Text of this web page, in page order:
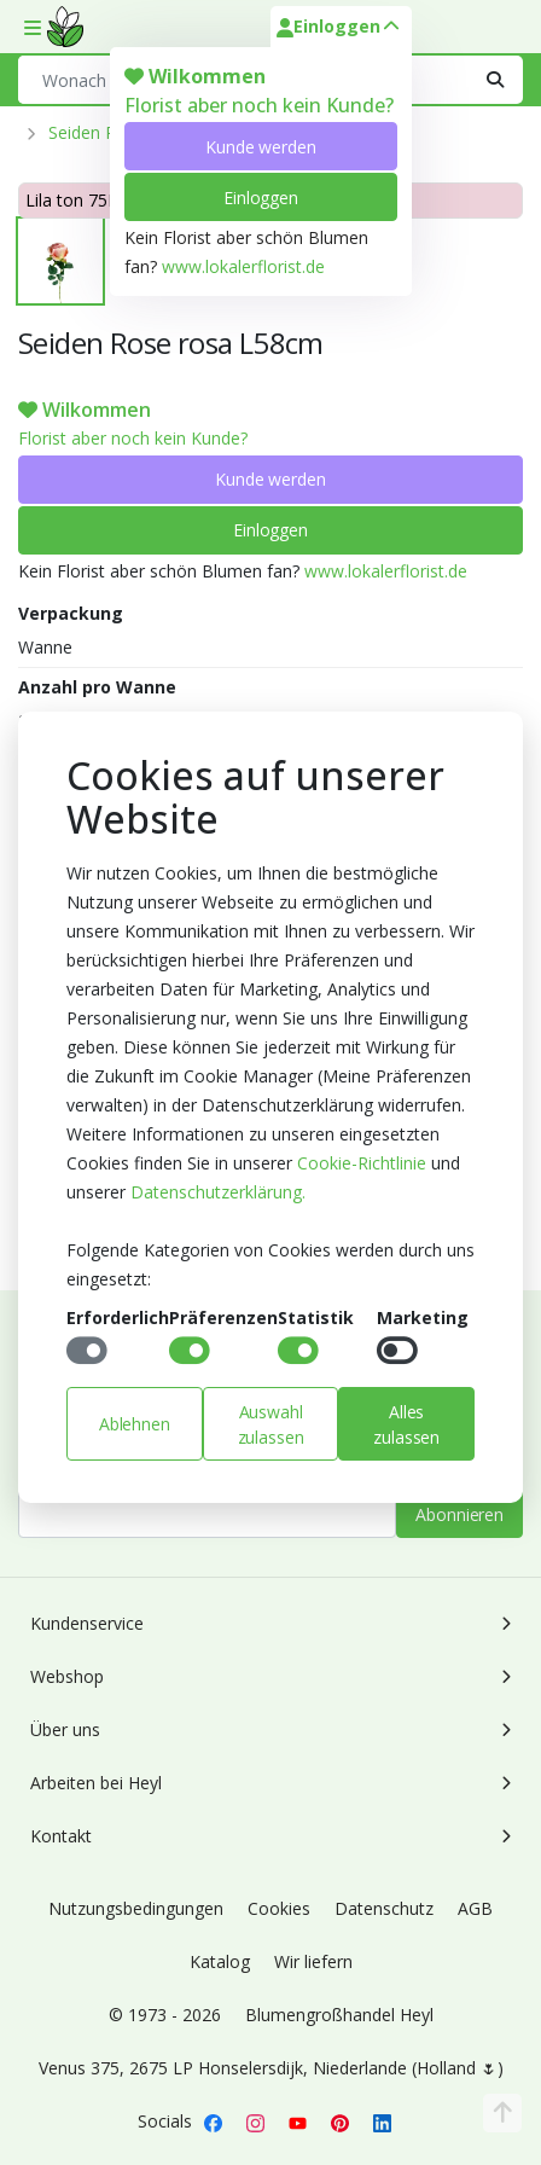
Toggle mobile menu
Einloggen
Wilkommen
Florist aber noch kein Kunde?
Kunde werden
Einloggen
Kein Florist aber schön Blumen
fan? www.lokalerflorist.de
Seiden Rosen
Lila ton 75D
Seiden Rose rosa L58cm
Wilkommen
Florist aber noch kein Kunde?
Kunde werden
Einloggen
Kein Florist aber schön Blumen fan? www.lokalerflorist.de
Verpackung
Wanne
Anzahl pro Wanne
24x10
Abmessungen
10x10x59cm
Materialen
Stiellenge
58cm lang
Herkunftsland
Niederlande
Zertifikat
Kein Zertifikate
Abonnieren Sie unseren Newsletter
Bleiben Sie auf dem Laufenden mit Neuigkeiten und
Entwicklungen von Blumengroßhandel Heyl
Abonnieren
Kundenservice
Webshop
Über uns
Arbeiten bei Heyl
Kontakt
Nutzungsbedingungen Cookies Datenschutz AGB
Katalog Wir liefern
© 1973 - 2026 Blumengroßhandel Heyl
Venus 375, 2675 LP Honselersdijk, Niederlande (Holland 🌷)
Socials
Cookies auf unserer
Website
Wir nutzen Cookies, um Ihnen die bestmögliche
Nutzung unserer Webseite zu ermöglichen und
unsere Kommunikation mit Ihnen zu verbessern. Wir
berücksichtigen hierbei Ihre Präferenzen und
verarbeiten Daten für Marketing, Analytics und
Personalisierung nur, wenn Sie uns Ihre Einwilligung
geben. Diese können Sie jederzeit mit Wirkung für
die Zukunft im Cookie Manager (Meine Präferenzen
verwalten) in der Datenschutzerklärung widerrufen.
Weitere Informationen zu unseren eingesetzten
Cookies finden Sie in unserer Cookie-Richtlinie und
unserer Datenschutzerklärung.
Folgende Kategorien von Cookies werden durch uns
eingesetzt:
ErforderlichPräferenzenStatistik Marketing
Ablehnen
Auswahl
zulassen
Alles
zulassen